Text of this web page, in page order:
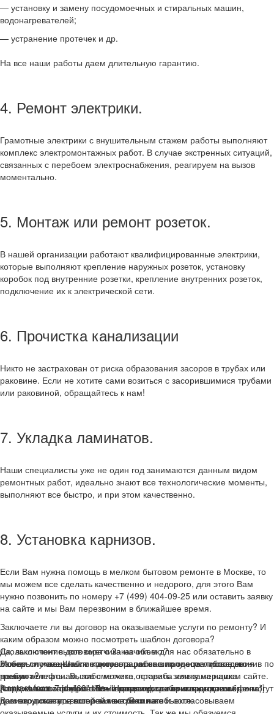
— установку и замену посудомоечных и стиральных машин,
водонагревателей;
— устранение протечек и др.
На все наши работы даем длительную гарантию.
4. Ремонт электрики.
Грамотные электрики с внушительным стажем работы выполняют
комплекс электромонтажных работ. В случае экстренных ситуаций,
связанных с перебоем электроснабжения, реагируем на вызов
моментально.
5. Монтаж или ремонт розеток.
В нашей организации работают квалифицированные электрики,
которые выполняют крепление наружных розеток, установку
коробок под внутренние розетки, крепление внутренних розеток,
подключение их к электрической сети.
6. Прочистка канализации
Никто не застрахован от риска образования засоров в трубах или
раковине. Если не хотите сами возиться с засорившимися трубами
или раковиной, обращайтесь к нам!
7. Укладка ламинатов.
Наши специалисты уже не один год занимаются данным видом
ремонтных работ, идеально знают все технологические моменты,
выполняют все быстро, и при этом качественно.
8. Установка карнизов.
Если Вам нужна помощь в мелком бытовом ремонте в Москве, то
мы можем все сделать качественно и недорого, для этого Вам
нужно позвонить по номеру +7 (499) 404-09-25 или оставить заявку
на сайте и мы Вам перезвоним в ближайшее время.
Заключаете ли вы договор на оказываемые услуги по ремонту? И
каким образом можно посмотреть шаблон договора?
Да, заключение договора с Заказчиком для нас обязательно в
любом случае. Шаблон договора можно получить либо позвонив по
нашим телефонам, либо можете оставить заявку на нашем сайте.
А так же наши специалисты всегда при себе имеют договор и могут
Вам его показать, во время встречи на объекте.
Сколько стоит вызов сметчика на объект?
Замеры помещения и консультации наших специалистов не
требуют оплаты. Вызов сметчика, прораба или замерщика
(специалист определяется в зависимости от сложности объекта)
производится по вашей заявке бесплатно.
Может ли измениться стоимость работ в процессе проведения
ремонта?
Когда мы составляем с Вами договор, мы прикладываем к
договору смету, в которой мы с Вами же и согласовываем
[contact-form-7 id="63" title="Нижняя форма на оранжевом фоне"]